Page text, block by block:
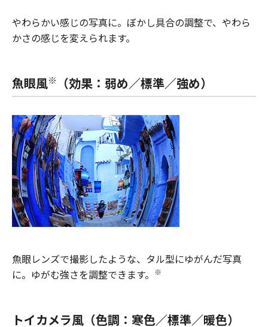
やわらかい感じの写真に。ぼかし具合の調整で、やわら
かさの感じを変えられます。
魚眼風※ （効果：弱め／標準／強め）
魚眼レンズで撮影したような、タル型にゆがんだ写真
に。ゆがむ強さを調整できます。
※
トイカメラ風（色調：寒色／標準／暖色）